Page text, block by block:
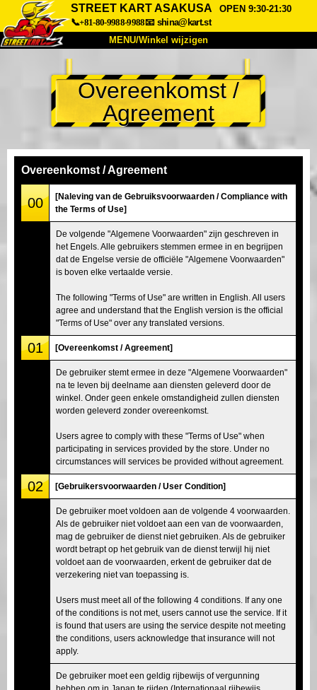
STREET KART ASAKUSA
OPEN 9:30-21:30
📞+81-80-9988-9988📧 shina@kart.st
MENU/Winkel wijzigen
Over Specificaties Prijzen
Toegang Ervaringen FAQ
Winkel wijzigen
Tokyo Akihabara#2
Tokyo Shibuya Annex Tokyo Bay
Tokyo Asakusa Osaka
Overeenkomst /
Agreement
Overeenkomst / Agreement
00
[Naleving van de Gebruiksvoorwaarden / Compliance with
the Terms of Use]
De volgende "Algemene Voorwaarden" zijn geschreven in
het Engels. Alle gebruikers stemmen ermee in en begrijpen
dat de Engelse versie de officiële "Algemene Voorwaarden"
is boven elke vertaalde versie.
The following "Terms of Use" are written in English. All users
agree and understand that the English version is the official
"Terms of Use" over any translated versions.
01 [Overeenkomst / Agreement]
De gebruiker stemt ermee in deze "Algemene Voorwaarden"
na te leven bij deelname aan diensten geleverd door de
winkel. Onder geen enkele omstandigheid zullen diensten
worden geleverd zonder overeenkomst.
Users agree to comply with these "Terms of Use" when
participating in services provided by the store. Under no
circumstances will services be provided without agreement.
02 [Gebruikersvoorwaarden / User Condition]
De gebruiker moet voldoen aan de volgende 4 voorwaarden.
Als de gebruiker niet voldoet aan een van de voorwaarden,
mag de gebruiker de dienst niet gebruiken. Als de gebruiker
wordt betrapt op het gebruik van de dienst terwijl hij niet
voldoet aan de voorwaarden, erkent de gebruiker dat de
verzekering niet van toepassing is.
Users must meet all of the following 4 conditions. If any one
of the conditions is not met, users cannot use the service. If it
is found that users are using the service despite not meeting
the conditions, users acknowledge that insurance will not
apply.
De gebruiker moet een geldig rijbewijs of vergunning